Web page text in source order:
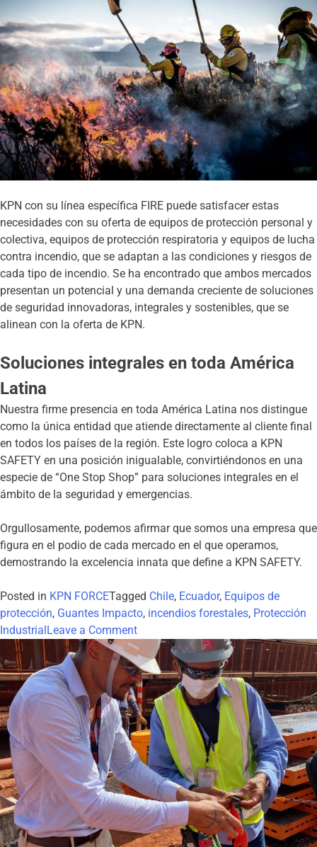
KPN con su línea específica FIRE puede satisfacer estas
necesidades con su oferta de equipos de protección personal y
colectiva, equipos de protección respiratoria y equipos de lucha
contra incendio, que se adaptan a las condiciones y riesgos de
cada tipo de incendio. Se ha encontrado que ambos mercados
presentan un potencial y una demanda creciente de soluciones
de seguridad innovadoras, integrales y sostenibles, que se
alinean con la oferta de KPN.
Soluciones integrales en toda América
Latina
Nuestra firme presencia en toda América Latina nos distingue
como la única entidad que atiende directamente al cliente final
en todos los países de la región. Este logro coloca a KPN
SAFETY en una posición inigualable, convirtiéndonos en una
especie de “One Stop Shop” para soluciones integrales en el
ámbito de la seguridad y emergencias.
Orgullosamente, podemos afirmar que somos una empresa que
figura en el podio de cada mercado en el que operamos,
demostrando la excelencia innata que define a KPN SAFETY.
Posted in KPN FORCETagged Chile, Ecuador, Equipos de
protección, Guantes Impacto, incendios forestales, Protección
Industrial Leave a Comment